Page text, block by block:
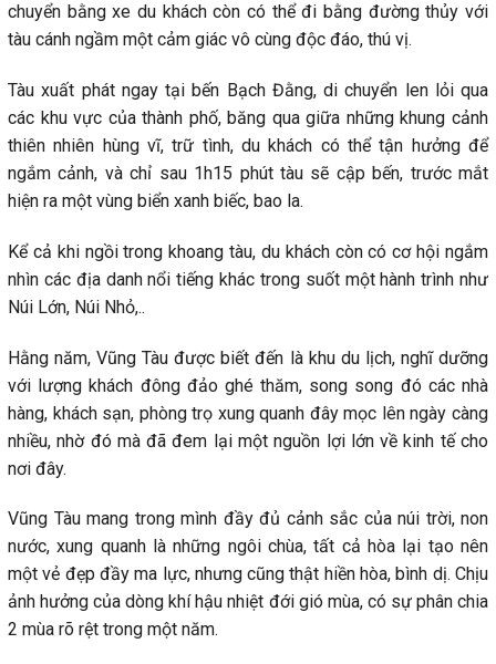
chuyển bằng xe du khách còn có thể đi bằng đường thủy với
tàu cánh ngầm một cảm giác vô cùng độc đáo, thú vị.
Tàu xuất phát ngay tại bến Bạch Đằng, di chuyển len lỏi qua
các khu vực của thành phố, băng qua giữa những khung cảnh
thiên nhiên hùng vĩ, trữ tình, du khách có thể tận hưởng để
ngắm cảnh, và chỉ sau 1h15 phút tàu sẽ cập bến, trước mắt
hiện ra một vùng biển xanh biếc, bao la.
Kể cả khi ngồi trong khoang tàu, du khách còn có cơ hội ngắm
nhìn các địa danh nổi tiếng khác trong suốt một hành trình như
Núi Lớn, Núi Nhỏ,..
Hằng năm, Vũng Tàu được biết đến là khu du lịch, nghĩ dưỡng
với lượng khách đông đảo ghé thăm, song song đó các nhà
hàng, khách sạn, phòng trọ xung quanh đây mọc lên ngày càng
nhiều, nhờ đó mà đã đem lại một nguồn lợi lớn về kinh tế cho
nơi đây.
Vũng Tàu mang trong mình đầy đủ cảnh sắc của núi trời, non
nước, xung quanh là những ngôi chùa, tất cả hòa lại tạo nên
một vẻ đẹp đầy ma lực, nhưng cũng thật hiền hòa, bình dị. Chịu
ảnh hưởng của dòng khí hậu nhiệt đới gió mùa, có sự phân chia
2 mùa rõ rệt trong một năm.